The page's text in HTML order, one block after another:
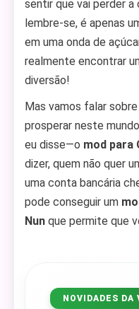
sentir que vai perder a
lembre-se, é apenas
em uma onda de
realmente encontrar
diversão!
Mas vamos falar
prosperar neste
eu disse—o mod para
dizer, quem não quer
uma conta bancária
pode conseguir um
Nun que permite que
NOVIDADES DA